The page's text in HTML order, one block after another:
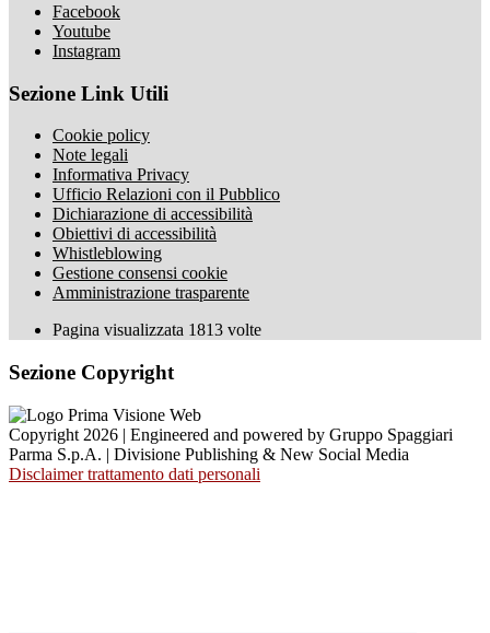
Facebook
Youtube
Instagram
Sezione Link Utili
Cookie policy
Note legali
Informativa Privacy
Ufficio Relazioni con il Pubblico
Dichiarazione di accessibilità
Obiettivi di accessibilità
Whistleblowing
Gestione consensi cookie
Amministrazione trasparente
Pagina visualizzata 1813 volte
Sezione Copyright
Copyright 2026 | Engineered and powered by Gruppo Spaggiari
Parma S.p.A. | Divisione Publishing & New Social Media
Disclaimer trattamento dati personali